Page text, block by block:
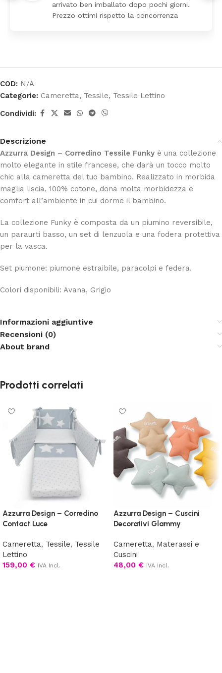
arrivato ben imballato dopo pochi giorni.
Prezzo ottimi rispetto la concorrenza
COD: N/A
Categorie: Cameretta, Tessile, Tessile Lettino
Condividi:
Descrizione
Azzurra Design – Corredino Tessile Funky è una collezione
molto elegante in stile francese, che darà un tocco molto
chic alla cameretta del tuo bambino. Realizzato in morbida
maglia liscia, 100% cotone, dona molta morbidezza e
comfort all’ambiente in cui dorme il bambino.
La collezione Funky è composta da un piumino reversibile,
un paraurti basso, un set di lenzuola e una fodera protettiva
per la vasca.
Set piumone: piumone estraibile, paracolpi e federa.
Colori disponibili: Avana, Grigio
Informazioni aggiuntive
Recensioni (0)
About brand
Prodotti correlati
Azzurra Design – Corredino
Contact Luce
Cameretta, Tessile, Tessile
Lettino
159,00 € IVA Incl.
Azzurra Design – Cuscini
Decorativi Glammy
Cameretta, Materassi e
Cuscini
48,00 € IVA Incl.